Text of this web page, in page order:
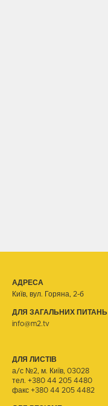
АДРЕСА
Київ, вул. Горяна, 2-б
ДЛЯ ЗАГАЛЬНИХ ПИТАНЬ
info@m2.tv
ДЛЯ ЛИСТІВ
а/с №2, м. Київ, 03028
тел. +380 44 205 4480
факс +380 44 205 4482